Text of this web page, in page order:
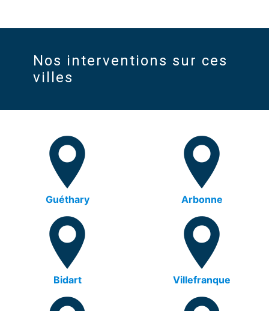
Nos interventions sur ces
villes
Guéthary Arbonne
Bidart Villefranque